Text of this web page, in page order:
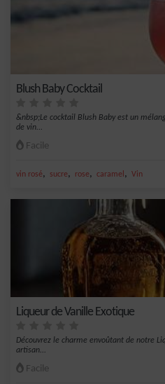
Blush Baby Cocktail
&nbsp;Le cocktail Blush Baby est un
de vin...
Facile
vin rosé, sucre, rose, caramel , Vin
Liqueur de Vanille Exotique
Découvrez le charme envoûtant de notre
artisan...
Facile